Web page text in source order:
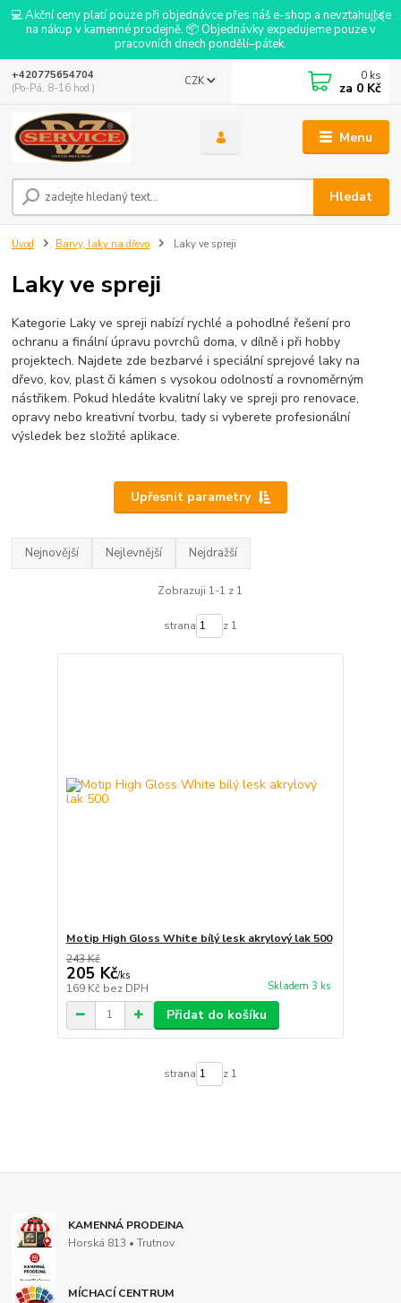
💻 Akční ceny platí pouze při objednávce přes náš e-shop a nevztahují se
na nákup v kamenné prodejně. 📦 Objednávky expedujeme pouze v
pracovních dnech pondělí–pátek.
Menu
CZK
Hledat
+420775654704
(Po-Pá, 8-16 hod.)
0 ks
za 0 Kč
Úvod Barvy, laky na dřevo Laky ve spreji
Laky ve spreji
Kategorie Laky ve spreji nabízí rychlé a pohodlné řešení pro
ochranu a finální úpravu povrchů doma, v dílně i při hobby
projektech. Najdete zde bezbarvé i speciální sprejové laky na
dřevo, kov, plast či kámen s vysokou odolností a rovnoměrným
nástřikem. Pokud hledáte kvalitní laky ve spreji pro renovace,
opravy nebo kreativní tvorbu, tady si vyberete profesionální
výsledek bez složité aplikace.
Upřesnit parametry
Nejnovější Nejlevnější Nejdražší
Zobrazuji 1-1 z 1
strana z 1
Motip High Gloss White bílý lesk akrylový lak 500
243 Kč
205 Kč/ks
169 Kč bez DPH Skladem 3 ks
Přidat do košíku
strana z 1
KAMENNÁ PRODEJNA
Horská 813 • Trutnov
MÍCHACÍ CENTRUM